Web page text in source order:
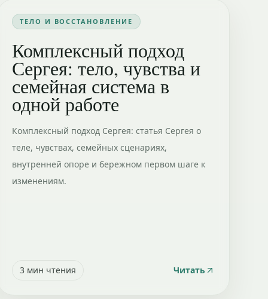
ТЕЛО И ВОССТАНОВЛЕНИЕ
Комплексный подход
Сергея: тело, чувства и
семейная система в
одной работе
Комплексный подход Сергея: статья Сергея о
теле, чувствах, семейных сценариях,
внутренней опоре и бережном первом шаге к
изменениям.
3мин чтения Читать